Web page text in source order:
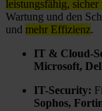
leistungsfähig,
Wartung und den
und mehr Effizienz.
IT & Cloud-
Microsoft,
IT-Security:
Sophos,